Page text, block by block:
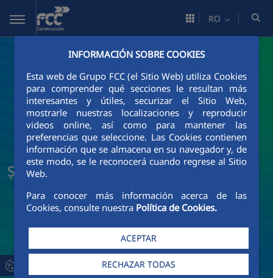
Skip to Main Content
INFORMACIÓN SOBRE COOKIES
Esta web de Grupo FCC (el Sitio Web) utiliza Cookies
para comprender qué secciones le resultan más
interesantes y útiles, securizar el Sitio Web,
mostrarle nuestras localizaciones y reproducir
videos online, así como para mantener las
preferencias que seleccione. Las Cookies contienen
información que se almacena en su navegador y, de
este modo, se le reconocerá cuando regrese al Sitio
Web.
Para conocer más información acerca de las
Cookies, consulte nuestra Política de Cookies.
ACEPTAR
RECHAZAR TODAS
RO
Știri și actualități FCC Construcción